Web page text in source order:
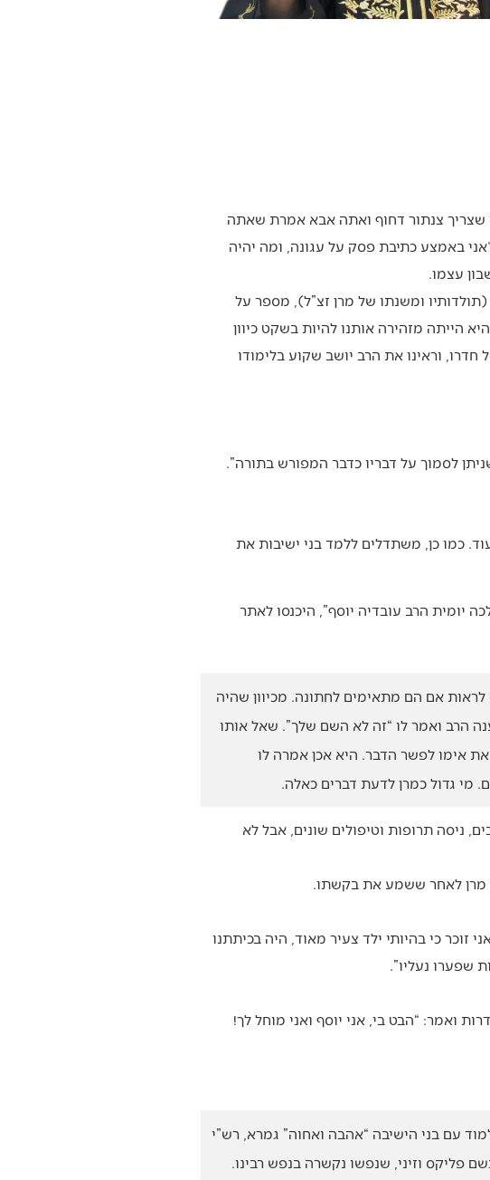
שצריך צנתור דחוף ואתה אבא אמרת שאתה
באמצע כתיבת פסק על עגונה, ומה יהיה
עצמו.
ומשנתו של מרן זצ”ל), מספר על
הייתה מזהירה אותנו להיות בשקט כיוון
וראינו את הרב יושב שקוע בלימודו
לסמוך על דבריו כדבר המפורש בתורה”.
כמו כן, משתדלים ללמד בני ישיבות את
יומית הרב עובדיה יוסף”, היכנסו לאתר
אם הם מתאימים לחתונה. מכיוון שהיה
הרב ואמר לו “זה לא השם שלך”. שאל אותו
אימו לפשר הדבר. היא אכן אמרה לו
מי גדול כמרן לדעת דברים כאלה.
ניסה תרופות וטיפולים שונים, אבל לא
מרן לאחר ששמע את בקשתו.
זוכר כי בהיותי ילד צעיר מאוד, היה בכיתתנו
שפערו נעליו”.
ואמר: “הבט בי, אני יוסף ואני מוחל לך!
עם בני הישיבה “אהבה ואחוה” גמרא, רש”י
פליקס וזיני, שנפשו נקשרה בנפש רבינו.